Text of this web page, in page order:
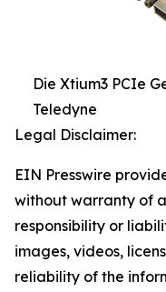
Die Xtium3 PCIe
Teledyne
Legal Disclaimer:
EIN Presswire
without warranty of
responsibility or
images, videos,
reliability of the